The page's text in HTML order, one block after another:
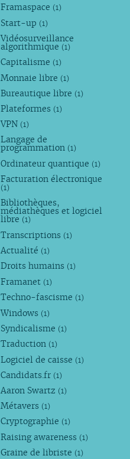
Framaspace (1)
Start-up (1)
Vidéosurveillance
algorithmique (1)
Capitalisme (1)
Monnaie libre (1)
Bureautique libre (1)
Plateformes (1)
VPN (1)
Langage de
programmation (1)
Ordinateur quantique (1)
Facturation électronique
(1)
Bibliothèques,
médiathèques et logiciel
libre (1)
Transcriptions (1)
Actualité (1)
Droits humains (1)
Framanet (1)
Techno-fascisme (1)
Windows (1)
Syndicalisme (1)
Traduction (1)
Logiciel de caisse (1)
Candidats.fr (1)
Aaron Swartz (1)
Métavers (1)
Cryptographie (1)
Raising awareness (1)
Graine de libriste (1)